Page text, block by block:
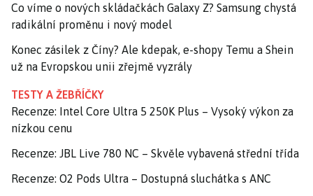
Co víme o nových skládačkách Galaxy Z? Samsung chystá
radikální proměnu i nový model
Konec zásilek z Číny? Ale kdepak, e-shopy Temu a Shein
už na Evropskou unii zřejmě vyzrály
TESTY A ŽEBŘÍČKY
Recenze: Intel Core Ultra 5 250K Plus – Vysoký výkon za
nízkou cenu
Recenze: JBL Live 780 NC – Skvěle vybavená střední třída
Recenze: O2 Pods Ultra – Dostupná sluchátka s ANC